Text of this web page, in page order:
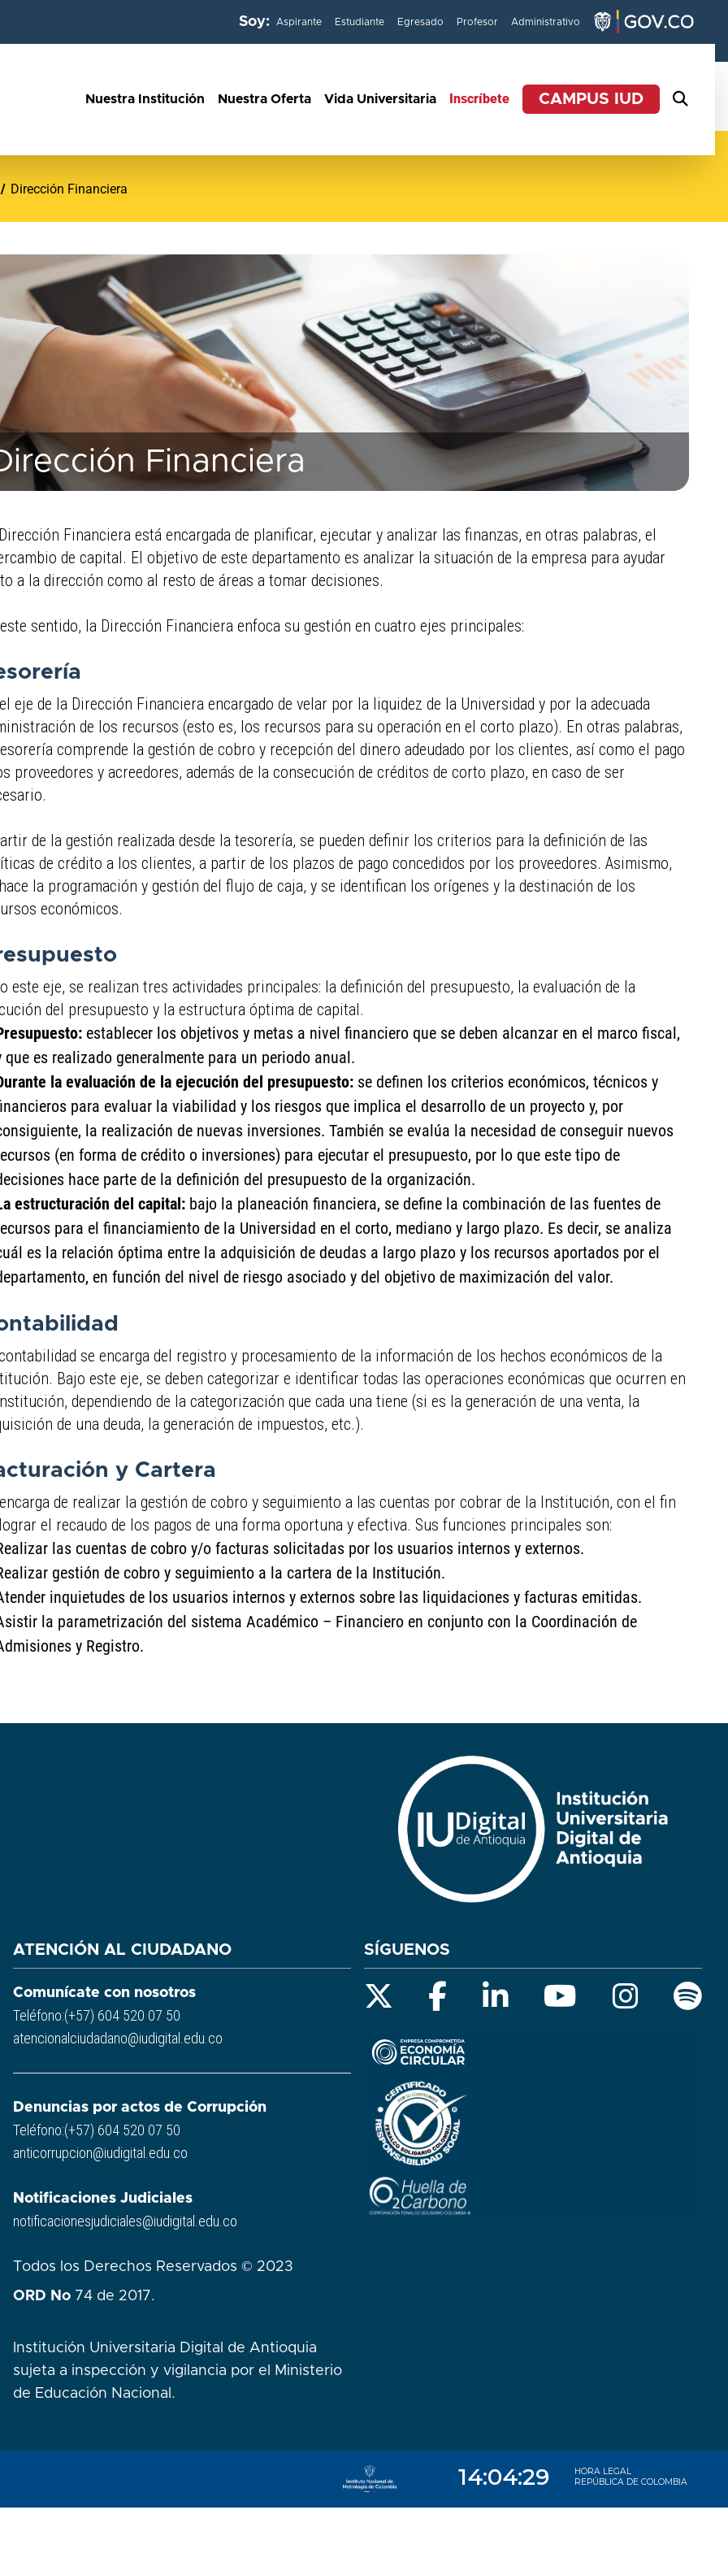
Soy: Aspirante Estudiante Egresado Profesor Administrativo
Nuestra Institución Nuestra Oferta Vida Universitaria Inscríbete CAMPUS IUD
Dirección Financiera
Financiera
Financiera está encargada de planificar, ejecutar y analizar las finanzas, en otras palabras, el
de capital. El objetivo de este departamento es analizar la situación de la empresa para ayudar
a la dirección como al resto de áreas a tomar decisiones.
sentido, la Dirección Financiera enfoca su gestión en cuatro ejes principales:
eje de la Dirección Financiera encargado de velar por la liquidez de la Universidad y por la adecuada
de los recursos (esto es, los recursos para su operación en el corto plazo). En otras palabras,
comprende la gestión de cobro y recepción del dinero adeudado por los clientes, así como el pago
proveedores y acreedores, además de la consecución de créditos de corto plazo, en caso de ser
de la gestión realizada desde la tesorería, se pueden definir los criterios para la definición de las
de crédito a los clientes, a partir de los plazos de pago concedidos por los proveedores. Asimismo,
la programación y gestión del flujo de caja, y se identifican los orígenes y la destinación de los
económicos.
este eje, se realizan tres actividades principales: la definición del presupuesto, la evaluación de la
del presupuesto y la estructura óptima de capital.
establecer los objetivos y metas a nivel financiero que se deben alcanzar en el marco fiscal,
que es realizado generalmente para un periodo anual.
la evaluación de la ejecución del presupuesto: se definen los criterios económicos, técnicos y
para evaluar la viabilidad y los riesgos que implica el desarrollo de un proyecto y, por
la realización de nuevas inversiones. También se evalúa la necesidad de conseguir nuevos
(en forma de crédito o inversiones) para ejecutar el presupuesto, por lo que este tipo de
hace parte de la definición del presupuesto de la organización.
estructuración del capital: bajo la planeación financiera, se define la combinación de las fuentes de
para el financiamiento de la Universidad en el corto, mediano y largo plazo. Es decir, se analiza
es la relación óptima entre la adquisición de deudas a largo plazo y los recursos aportados por el
en función del nivel de riesgo asociado y del objetivo de maximización del valor.
se encarga del registro y procesamiento de la información de los hechos económicos de la
Bajo este eje, se deben categorizar e identificar todas las operaciones económicas que ocurren en
dependiendo de la categorización que cada una tiene (si es la generación de una venta, la
de una deuda, la generación de impuestos, etc.).
y Cartera
de realizar la gestión de cobro y seguimiento a las cuentas por cobrar de la Institución, con el fin
el recaudo de los pagos de una forma oportuna y efectiva. Sus funciones principales son:
las cuentas de cobro y/o facturas solicitadas por los usuarios internos y externos.
gestión de cobro y seguimiento a la cartera de la Institución.
inquietudes de los usuarios internos y externos sobre las liquidaciones y facturas emitidas.
la parametrización del sistema Académico – Financiero en conjunto con la Coordinación de
y Registro.
ATENCIÓN AL CIUDADANO
Comunícate con nosotros
Teléfono:(+57) 604 520 07 50
atencionalciudadano@iudigital.edu.co
Denuncias por actos de Corrupción
Teléfono:(+57) 604 520 07 50
anticorrupcion@iudigital.edu.co
Notificaciones Judiciales
notificacionesjudiciales@iudigital.edu.co
Todos los Derechos Reservados © 2023
ORD No 74 de 2017.
Institución Universitaria Digital de Antioquia
sujeta a inspección y vigilancia por el Ministerio
de Educación Nacional.
SÍGUENOS